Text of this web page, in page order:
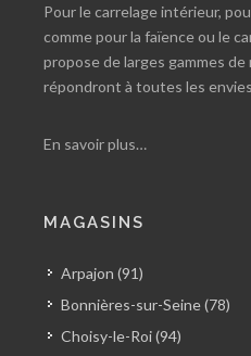
Pour le carrelage intérieur,
comme pour la faïence ou le
propose de larges gammes
répondront à toutes les
En savoir plus…
MAGASINS
Arpajon (91)
Bonnières-sur-Seine (78)
Choisy-le-Roi (94)